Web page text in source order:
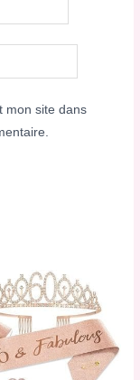
mon site dans